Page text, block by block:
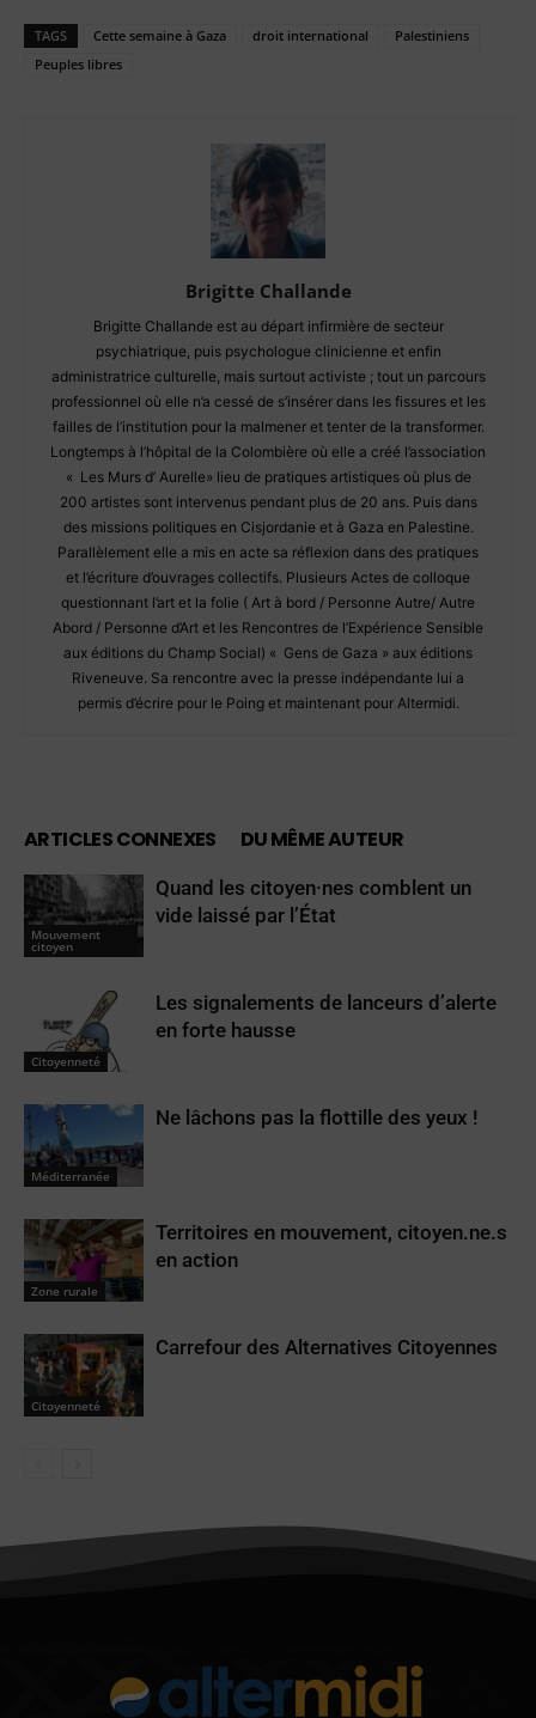
TAGS Cette semaine à Gaza droit international
Palestiniens
Peuples libres
Brigitte Challande
Brigitte Challande est au départ infirmière de secteur
psychiatrique, puis psychologue clinicienne et enfin
administratrice culturelle, mais surtout activiste ; tout un parcours
professionnel où elle n’a cessé de s’insérer dans les fissures et les
failles de l’institution pour la malmener et tenter de la transformer.
Longtemps à l’hôpital de la Colombière où elle a créé l’association
« Les Murs d’ Aurelle» lieu de pratiques artistiques où plus de
200 artistes sont intervenus pendant plus de 20 ans. Puis dans
des missions politiques en Cisjordanie et à Gaza en Palestine.
Parallèlement elle a mis en acte sa réflexion dans des pratiques
et l’écriture d’ouvrages collectifs. Plusieurs Actes de colloque
questionnant l’art et la folie ( Art à bord / Personne Autre/ Autre
Abord / Personne d’Art et les Rencontres de l’Expérience Sensible
aux éditions du Champ Social) « Gens de Gaza » aux éditions
Riveneuve. Sa rencontre avec la presse indépendante lui a
permis d’écrire pour le Poing et maintenant pour Altermidi.
ARTICLES CONNEXES DU MÊME AUTEUR
Mouvement
citoyen
Quand les citoyen·nes comblent un
vide laissé par l’État
Citoyenneté
Les signalements de lanceurs d’alerte
en forte hausse
Méditerranée
Ne lâchons pas la flottille des yeux !
Zone rurale
Territoires en mouvement, citoyen.ne.s
en action
Citoyenneté
Carrefour des Alternatives Citoyennes